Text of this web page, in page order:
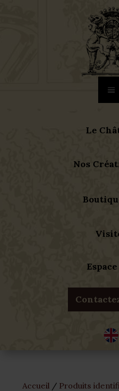
a
Le
Nos
Accueil / Produits